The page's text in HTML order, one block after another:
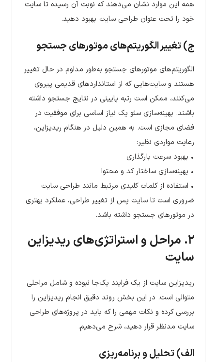
همه این موارد نشان می‌دهند که نوبت آن رسیده تا سایت
خود را تحت عنوان طراحی سایت بهبود دهید.
ج) تغییر الگوریتم‌های موتورهای جستجو
الگوریتم‌های موتورهای جستجو به‌طور مداوم در حال تغییر
هستند و سایت‌هایی که از استانداردهای قدیمی پیروی
می‌کنند، ممکن است رتبه پایینی در نتایج جستجو داشته
باشند. بهینه‌سازی سئو یک نیاز اساسی برای موفقیت در
فضای مجازی است. به همین دلیل در هنگام ریدیزاین،
رعایت مواردی نظیر:
• بهبود سرعت بارگذاری
• بهینه‌سازی ساختار کد و محتوا
• استفاده از کلمات کلیدی مرتبط مانند طراحی سایت
ضروری است تا سایت پس از تغییر طراحی، عملکرد بهتری
در موتورهای جستجو داشته باشد.
۲. مراحل و استراتژی‌های ریدیزاین
سایت
ریدیزاین سایت از یک فرایند یک‌جا نبوده و شامل مراحلی
متوالی است. در این بخش روند دقیق انجام ریدیزاین را
بررسی کرده و نکات مهمی را که باید در پروژه‌های طراحی
سایت مدنظر قرار دهید، شرح می‌دهیم.
الف) تحلیل و برنامه‌ریزی